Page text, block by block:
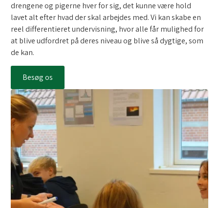
drengene og pigerne hver for sig, det kunne være hold
lavet alt efter hvad der skal arbejdes med. Vi kan skabe en
reel differentieret undervisning, hvor alle får mulighed for
at blive udfordret på deres niveau og blive så dygtige, som
de kan.
Besøg os